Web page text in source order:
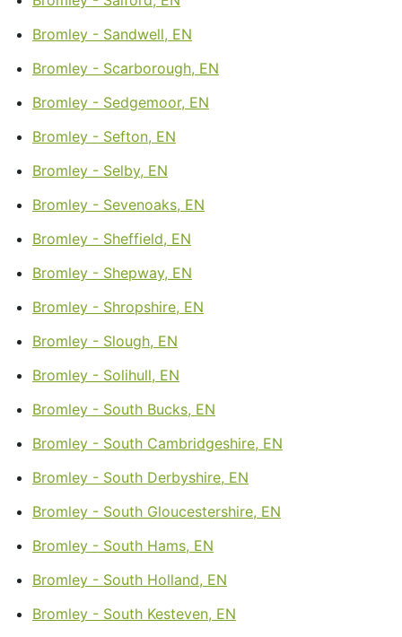
Bromley - Sandwell, EN
Bromley - Scarborough, EN
Bromley - Sedgemoor, EN
Bromley - Sefton, EN
Bromley - Selby, EN
Bromley - Sevenoaks, EN
Bromley - Sheffield, EN
Bromley - Shepway, EN
Bromley - Shropshire, EN
Bromley - Slough, EN
Bromley - Solihull, EN
Bromley - South Bucks, EN
Bromley - South Cambridgeshire, EN
Bromley - South Derbyshire, EN
Bromley - South Gloucestershire, EN
Bromley - South Hams, EN
Bromley - South Holland, EN
Bromley - South Kesteven, EN